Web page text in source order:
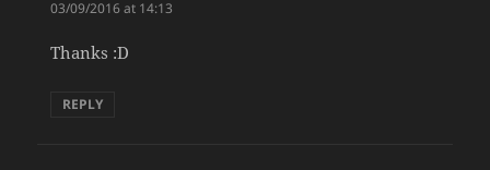
03/09/2016 at 14:13
Thanks :D
REPLY